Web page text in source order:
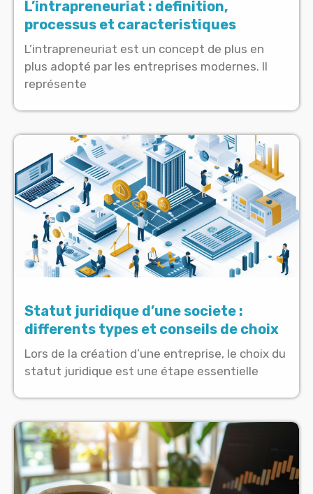
L’intrapreneuriat : definition,
processus et caracteristiques
L’intrapreneuriat est un concept de plus en
plus adopté par les entreprises modernes. Il
représente
Statut juridique d’une societe :
differents types et conseils de choix
Lors de la création d’une entreprise, le choix du
statut juridique est une étape essentielle